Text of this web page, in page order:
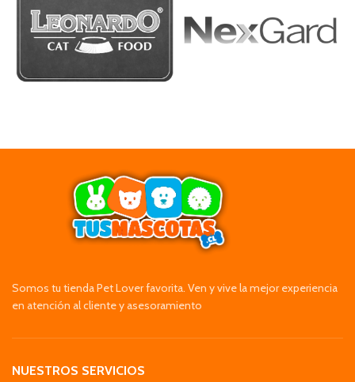
Somos tu tienda Pet Lover favorita. Ven y vive la mejor experiencia
en atención al cliente y asesoramiento
NUESTROS SERVICIOS